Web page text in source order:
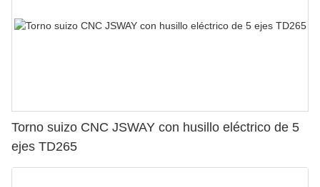
Torno suizo CNC JSWAY con husillo eléctrico de 5
ejes TD265